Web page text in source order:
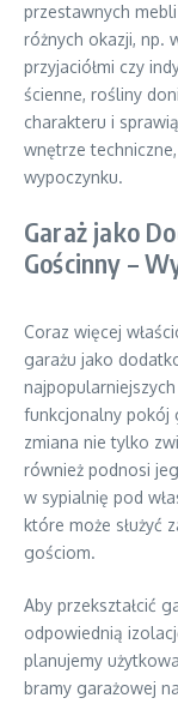
przestawnych
różnych okazji, np.
przyjaciółmi czy
ścienne, rośliny
charakteru i
wnętrze
wypoczynku.
Garaż jako
Gościnny –
Coraz więcej
garażu jako
funkcjonalny pokój
zmiana nie tylko
również podnosi
w sypialnię pod
które może służyć
gościom.
Aby przekształcić
odpowiednią
planujemy
bramy garażowej